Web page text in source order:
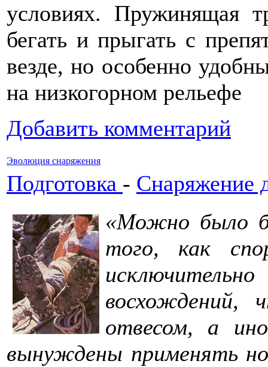
условиях. Пружинящая
бегать и прыгать с
везде, но особенно
на низкогорном рельефе
Добавить комментарий
Эволюция снаряжения
Подготовка - Снаряжение
«Можно было
того, как
восхождений,
отвесом, а
вынуждены применять